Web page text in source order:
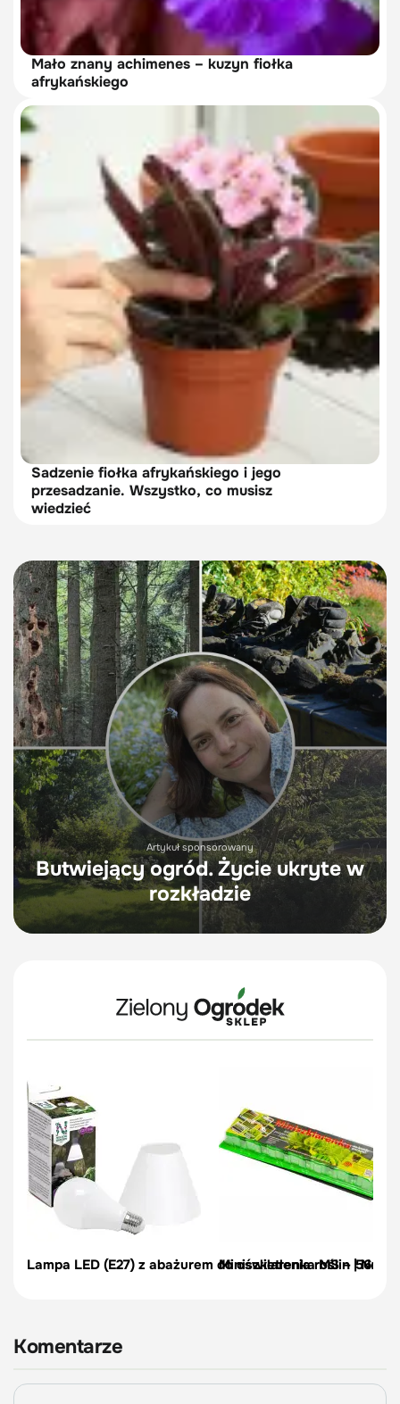
Mało znany achimenes – kuzyn fiołka
afrykańskiego
Sadzenie fiołka afrykańskiego i jego
przesadzanie. Wszystko, co musisz
wiedzieć
Artykuł sponsorowany
Butwiejący ogród. Życie ukryte w
rozkładzie
Lampa LED (E27) z abażurem do oświetlenia roślin |
Miniszklarenka MS –
Komentarze